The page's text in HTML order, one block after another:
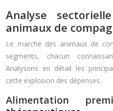
Analyse
animaux de
Le marché des animaux de
segments, chacun
Analysons en détail les
cette explosion des dépenses.
Alimentation